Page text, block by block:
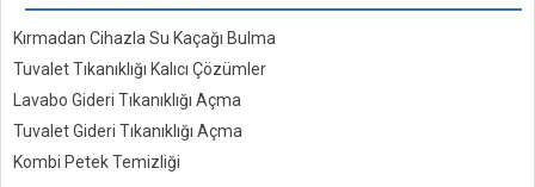
Kırmadan Cihazla Su Kaçağı Bulma
Tuvalet Tıkanıklığı Kalıcı Çözümler
Lavabo Gideri Tıkanıklığı Açma
Tuvalet Gideri Tıkanıklığı Açma
Kombi Petek Temizliği